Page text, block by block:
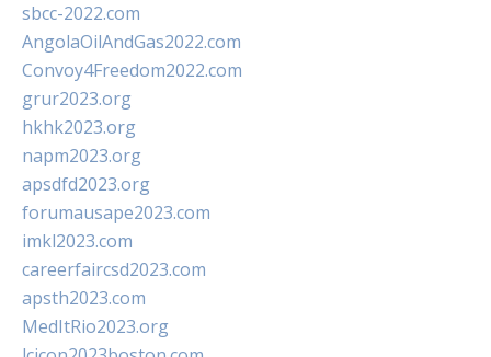
sbcc-2022.com
AngolaOilAndGas2022.com
Convoy4Freedom2022.com
grur2023.org
hkhk2023.org
napm2023.org
apsdfd2023.org
forumausape2023.com
imkl2023.com
careerfaircsd2023.com
apsth2023.com
MedItRio2023.org